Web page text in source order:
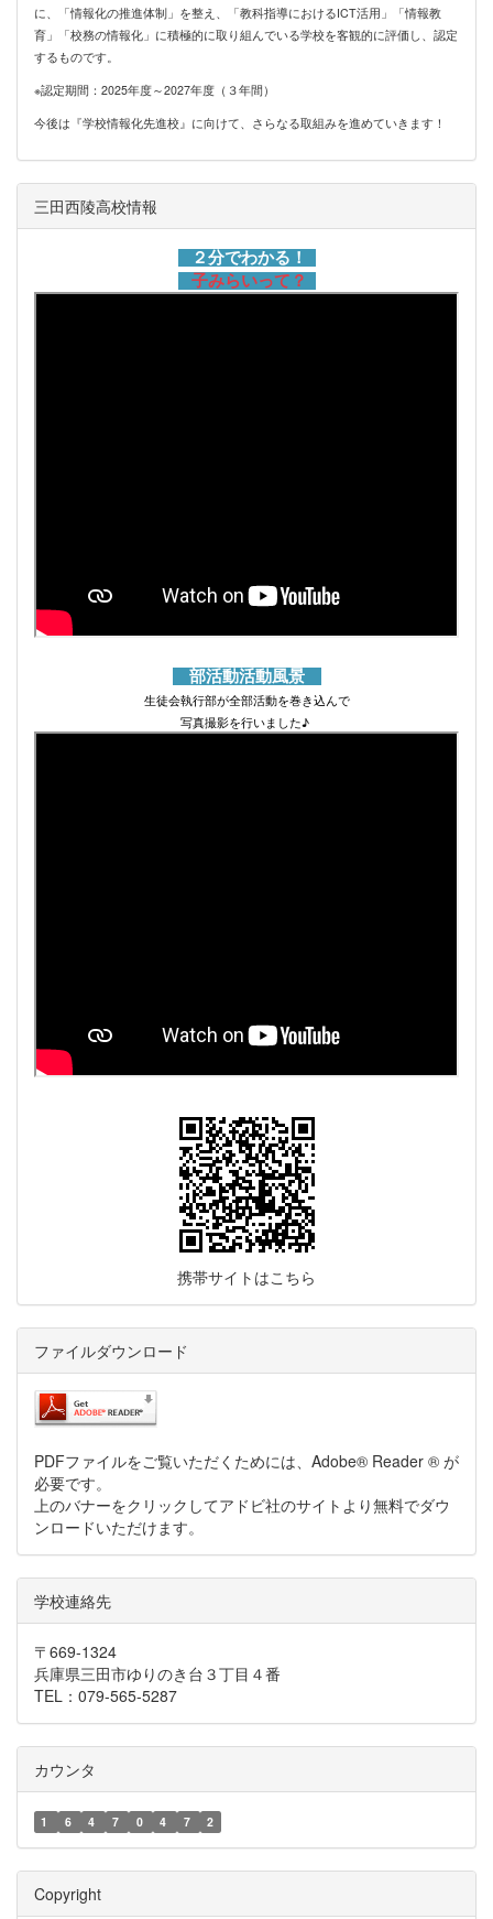
に、「情報化の推進体制」を整え、「教科指導におけるICT活用」「情報教
育」「校務の情報化」に積極的に取り組んでいる学校を客観的に評価し、認定
するものです。
※認定期間：2025年度～2027年度（３年間）
今後は『学校情報化先進校』に向けて、さらなる取組みを進めていきます！
三田西陵高校情報
２分でわかる！
子みらいって？
部活動活動風景
生徒会執行部が全部活動を巻き込んで
写真撮影を行いました♪
携帯サイトはこちら
ファイルダウンロード
PDFファイルをご覧いただくためには、Adobe® Reader ® が
必要です。
上のバナーをクリックしてアドビ社のサイトより無料でダウ
ンロードいただけます。
学校連絡先
〒669-1324
兵庫県三田市ゆりのき台３丁目４番
TEL：079-565-5287
カウンタ
1 6 4 7 0 4 7 2
Copyright